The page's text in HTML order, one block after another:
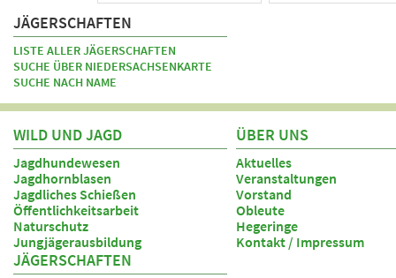
JÄGERSCHAFTEN
LISTE ALLER JÄGERSCHAFTEN
SUCHE ÜBER NIEDERSACHSENKARTE
SUCHE NACH NAME
WILD UND JAGD
Jagdhundewesen
Jagdhornblasen
Jagdliches Schießen
Öffentlichkeitsarbeit
Naturschutz
Jungjägerausbildung
ÜBER UNS
Aktuelles
Veranstaltungen
Vorstand
Obleute
Hegeringe
Kontakt / Impressum
JÄGERSCHAFTEN